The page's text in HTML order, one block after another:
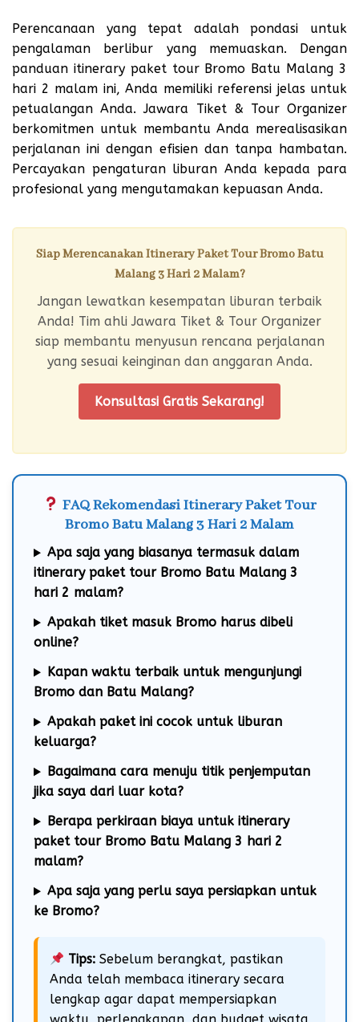
Perencanaan yang tepat adalah pondasi untuk
pengalaman berlibur yang memuaskan. Dengan
panduan itinerary paket tour Bromo Batu Malang 3
hari 2 malam ini, Anda memiliki referensi jelas untuk
petualangan Anda. Jawara Tiket & Tour Organizer
berkomitmen untuk membantu Anda merealisasikan
perjalanan ini dengan efisien dan tanpa hambatan.
Percayakan pengaturan liburan Anda kepada para
profesional yang mengutamakan kepuasan Anda.
Siap Merencanakan Itinerary Paket Tour Bromo Batu
Malang 3 Hari 2 Malam?
Jangan lewatkan kesempatan liburan terbaik
Anda! Tim ahli Jawara Tiket & Tour Organizer
siap membantu menyusun rencana perjalanan
yang sesuai keinginan dan anggaran Anda.
Konsultasi Gratis Sekarang!
FAQ Rekomendasi Itinerary Paket Tour
Bromo Batu Malang 3 Hari 2 Malam
Apa saja yang biasanya termasuk dalam
itinerary paket tour Bromo Batu Malang 3
hari 2 malam?
Apakah tiket masuk Bromo harus dibeli
online?
Kapan waktu terbaik untuk mengunjungi
Bromo dan Batu Malang?
Apakah paket ini cocok untuk liburan
keluarga?
Bagaimana cara menuju titik penjemputan
jika saya dari luar kota?
Berapa perkiraan biaya untuk itinerary
paket tour Bromo Batu Malang 3 hari 2
malam?
Apa saja yang perlu saya persiapkan untuk
ke Bromo?
Tips: Sebelum berangkat, pastikan
Anda telah membaca itinerary secara
lengkap agar dapat mempersiapkan